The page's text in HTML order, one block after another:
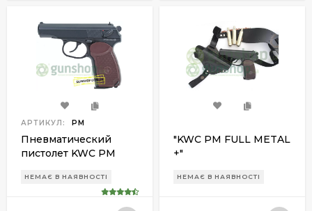
АРТИКУЛ: PM
Пневматический
пистолет KWC PM
НЕМАЄ В НАЯВНОСТІ
"KWC PM FULL METAL
+"
НЕМАЄ В НАЯВНОСТІ